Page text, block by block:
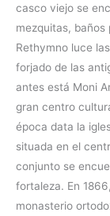
casco viejo se
mezquitas,
Rethymno luce
forjado de las
antes está Moni
gran centro
época data la
situada en el
conjunto se
fortaleza. En
monasterio